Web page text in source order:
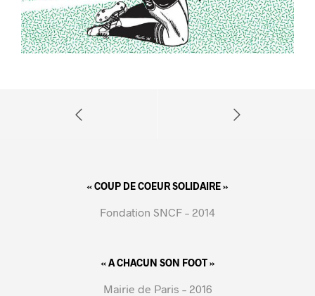
« COUP DE COEUR SOLIDAIRE »
Fondation SNCF – 2014
« A CHACUN SON FOOT »
Mairie de Paris – 2016